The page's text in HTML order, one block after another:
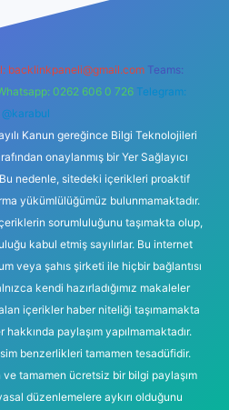
backlinkpaneli@gmail.com Teams:
0262 606 0 726 Telegram:
@karabul
Kanun gereğince Bilgi Teknolojileri
onaylanmış bir Yer Sağlayıcı
nedenle, sitedeki içerikleri proaktif
yükümlülüğümüz bulunmamaktadır.
sorumluluğunu taşımakta olup,
kabul etmiş sayılırlar. Bu internet
veya şahıs şirketi ile hiçbir bağlantısı
kendi hazırladığımız makaleler
içerikler haber niteliği taşımamakta
paylaşım yapılmamaktadır.
benzerlikleri tamamen tesadüfidir.
tamamen ücretsiz bir bilgi paylaşım
düzenlemelere aykırı olduğunu